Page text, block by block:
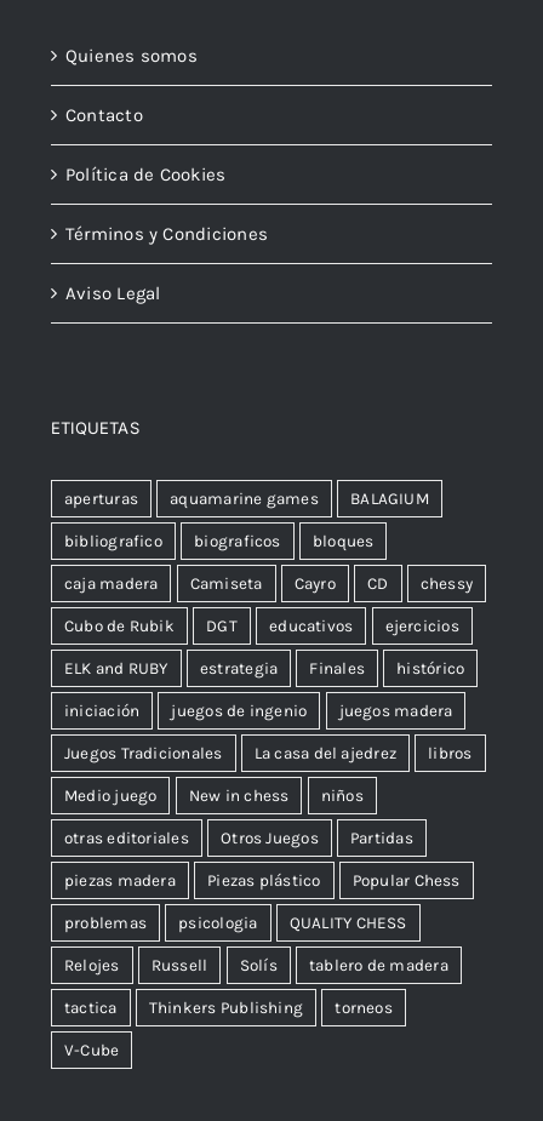
Quienes somos
Contacto
Política de Cookies
Términos y Condiciones
Aviso Legal
ETIQUETAS
aperturas aquamarine games BALAGIUM
bibliografico biograficos bloques
caja madera Camiseta Cayro CD chessy
Cubo de Rubik DGT educativos ejercicios
ELK and RUBY estrategia Finales histórico
iniciación juegos de ingenio juegos madera
Juegos Tradicionales La casa del ajedrez libros
Medio juego New in chess niños
otras editoriales Otros Juegos Partidas
piezas madera Piezas plástico Popular Chess
problemas psicologia QUALITY CHESS
Relojes Russell Solís tablero de madera
tactica Thinkers Publishing torneos
V-Cube